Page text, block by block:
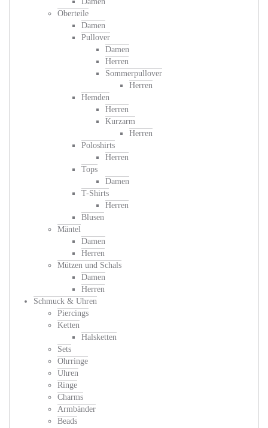
Oberteile
Damen
Pullover
Damen
Herren
Sommerpullover
Herren
Hemden
Herren
Kurzarm
Herren
Poloshirts
Herren
Tops
Damen
T-Shirts
Herren
Blusen
Mäntel
Damen
Herren
Mützen und Schals
Damen
Herren
Schmuck & Uhren
Piercings
Ketten
Halsketten
Sets
Ohrringe
Uhren
Ringe
Charms
Armbänder
Beads